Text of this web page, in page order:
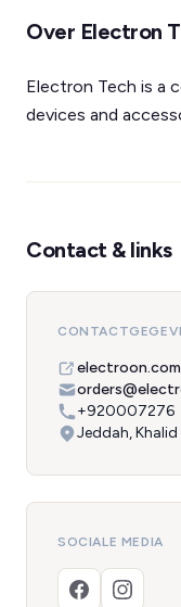
Over Electron
Electron Tech is a
devices and
Contact & links
electroon.com
+920007276
Jeddah, Khalid
SOCIALE MEDIA